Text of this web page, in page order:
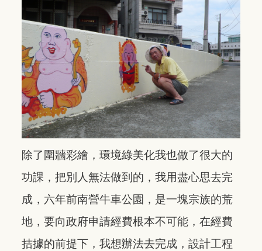
除了圍牆彩繪，環境綠美化我也做了很大的
功課，把別人無法做到的，我用盡心思去完
成，六年前南營牛車公園，是一塊宗族的荒
地，要向政府申請經費根本不可能，在經費
拮據的前提下，我想辦法去完成，設計工程